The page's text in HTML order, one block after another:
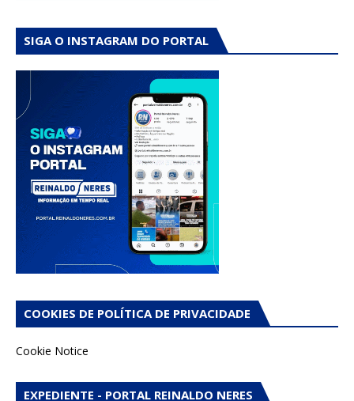
SIGA O INSTAGRAM DO PORTAL
COOKIES DE POLÍTICA DE PRIVACIDADE
Cookie Notice
EXPEDIENTE - PORTAL REINALDO NERES